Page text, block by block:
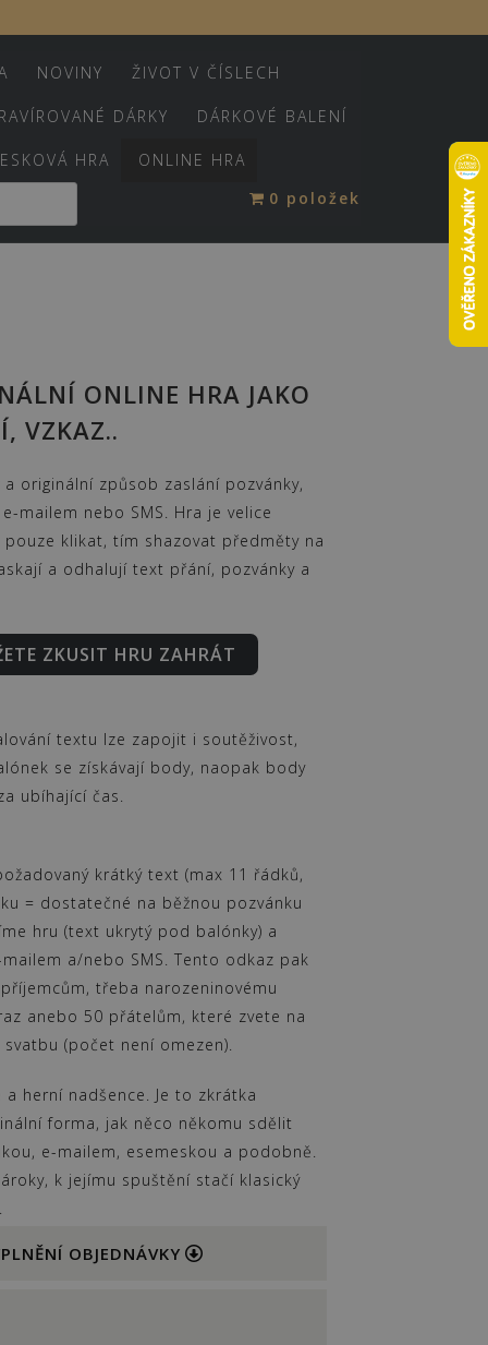
NOVINY ŽIVOT V ČÍSLECH
DÁRKY DÁRKOVÉ BALENÍ
HRA ONLINE HRA
0 položek
ONLINE HRA JAKO
VZKAZ..
originální způsob zaslání pozvánky,
mailem nebo SMS. Hra je velice
klikat, tím shazovat předměty na
a odhalují text přání, pozvánky a
ZKUSIT HRU ZAHRÁT
textu lze zapojit i soutěživost,
se získávají body, naopak body
ubíhající čas.
krátký text (max 11 řádků,
= dostatečné na běžnou pozvánku
hru (text ukrytý pod balónky) a
a/nebo SMS. Tento odkaz pak
třeba narozeninovému
anebo 50 přátelům, které zvete na
(počet není omezen).
herní nadšence. Je to zkrátka
forma, jak něco někomu sdělit
e-mailem, esemeskou a podobně.
k jejímu spuštění stačí klasický
OBJEDNÁVKY